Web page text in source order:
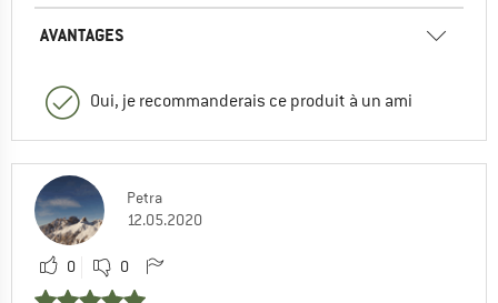
AVANTAGES
Oui, je recommanderais ce produit à un ami
Petra
12.05.2020
0 0